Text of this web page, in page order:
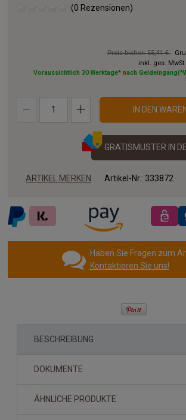
(0 Rezensionen)
Preis bisher: 55,41 €
inkl. ges.
Voraussichtlich 30 Werktage* nach
IN DEN
GRATISMUSTER IN
ARTIKEL MERKEN Artikel-Nr.: 333872
Haben Sie Fragen zum
Kontaktieren Sie uns!
BESCHREIBUNG
DOKUMENTE
ÄHNLICHE PRODUKTE